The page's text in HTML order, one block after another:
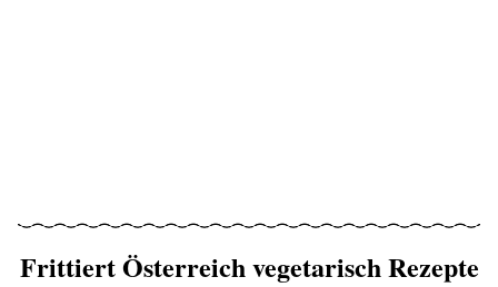
Frittiert Österreich vegetarisch Rezepte